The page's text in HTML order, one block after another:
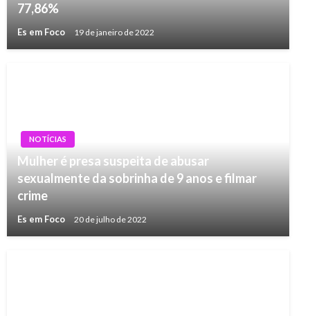
77,86%
Es em Foco 19 de janeiro de 2022
NOTÍCIAS
Mulher é presa suspeita de abusar
sexualmente da sobrinha de 9 anos e filmar
crime
Es em Foco 20 de julho de 2022